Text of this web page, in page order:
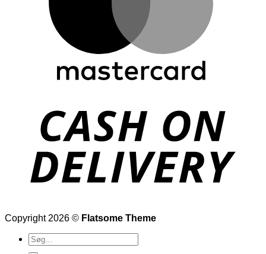
Copyright 2026 © Flatsome Theme
Søg
efter: